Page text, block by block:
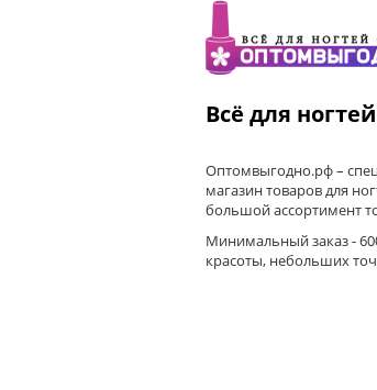
Всё для
Оптомвыгодно.рф –
магазин товаров для
большой ассортимент
Минимальный заказ -
красоты, небольших